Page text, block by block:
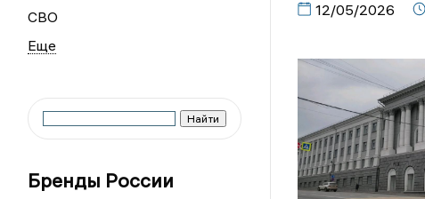
СВО
Бренды России
12/05/2026